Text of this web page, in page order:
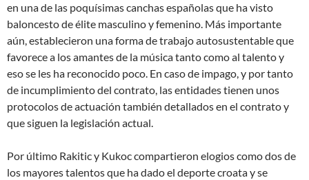
en una de las poquísimas canchas españolas que ha visto
baloncesto de élite masculino y femenino. Más importante
aún, establecieron una forma de trabajo autosustentable que
favorece a los amantes de la música tanto como al talento y
eso se les ha reconocido poco. En caso de impago, y por tanto
de incumplimiento del contrato, las entidades tienen unos
protocolos de actuación también detallados en el contrato y
que siguen la legislación actual.
Por último Rakitic y Kukoc compartieron elogios como dos de
los mayores talentos que ha dado el deporte croata y se